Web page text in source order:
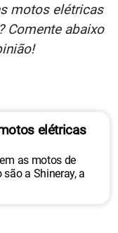
motos elétricas
Comente abaixo
elétricas
as motos de
a Shineray, a